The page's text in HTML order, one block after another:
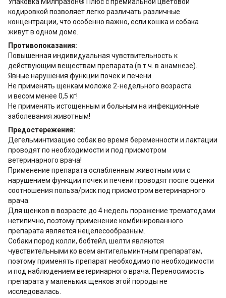
кодировкой позволяет легко различать различные
концентрации, что особенно важно, если кошка и собака
живут в одном доме.
Противопоказания:
Повышенная индивидуальная чувствительность к
действующим веществам препарата (в т.ч. в анамнезе).
Явные нарушения функции почек и печени.
Не применять щенкам моложе 2-недельного возраста
и весом менее 0,5 кг!
Не применять истощенным и больным на инфекционные
заболевания животным!
Предостережения:
Дегельминтизацию собак во время беременности и лактации
проводят по необходимости и под присмотром
ветеринарного врача!
Применение препарата ослабленным животным или с
нарушением функции почек и печени проводят после оценки
соотношения польза/риск под присмотром ветеринарного
врача.
Для щенков в возрасте до 4 недель поражение трематодами
нетипично, поэтому применение комбинированного
препарата является нецелесообразным.
Собаки пород колли, бобтейл, шелти являются
чувствительными ко всем антигельминтным препаратам,
поэтому применять препарат необходимо по необходимости
и под наблюдением ветеринарного врача. Переносимость
препарата у маленьких щенков этой породы не
исследовалась.